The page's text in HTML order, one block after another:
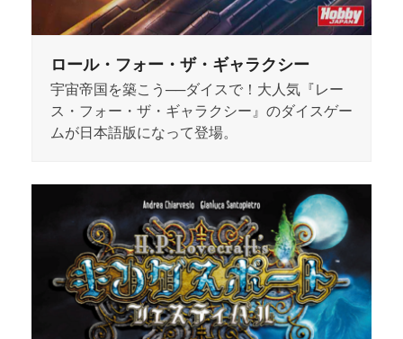
ロール・フォー・ザ・ギャラクシー
宇宙帝国を築こう──ダイスで！大人気『レー
ス・フォー・ザ・ギャラクシー』のダイスゲー
ムが日本語版になって登場。